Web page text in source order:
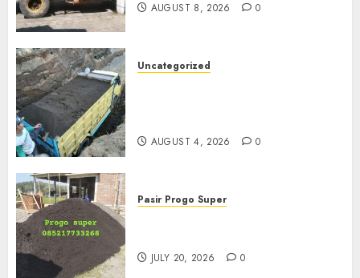
AUGUST 8, 2026 0
Uncategorized
AUGUST 4, 2026 0
Pasir Progo Super
JULY 20, 2026 0